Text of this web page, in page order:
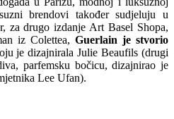
brendovi također sudjeluju u
za drugo izdanje Art Basel Shopa,
iz Colettea, Guerlain je stvorio
je dizajnirala Julie Beaufils (drugi
parfemsku bočicu, dizajnirao je
Lee Ufan).